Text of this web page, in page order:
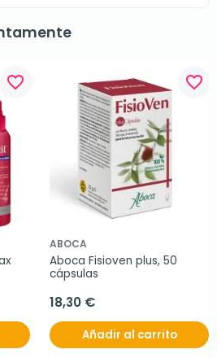
favorite_border favorite_border
ABOCA
Aboca Fisioven plus, 50
cápsulas
18,30 €
Añadir al carrito